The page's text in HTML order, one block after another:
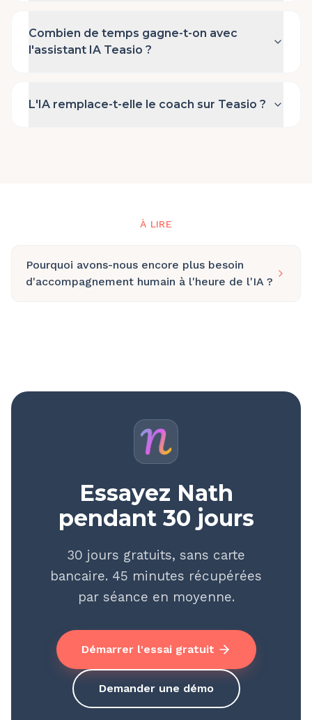
Combien de temps gagne-t-on avec
l'assistant IA Teasio ?
L'IA remplace-t-elle le coach sur Teasio ?
À LIRE
Pourquoi avons-nous encore plus besoin
d'accompagnement humain à l'heure de l'IA ?
Essayez Nath
pendant 30 jours
30 jours gratuits, sans carte
bancaire. 45 minutes récupérées
par séance en moyenne.
Démarrer l'essai gratuit
Demander une démo